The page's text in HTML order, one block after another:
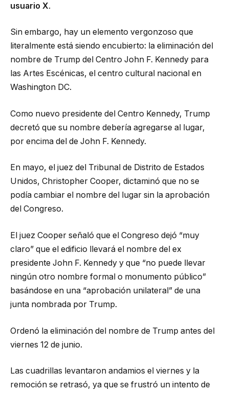
usuario X.
Sin embargo, hay un elemento vergonzoso que
literalmente está siendo encubierto: la eliminación del
nombre de Trump del Centro John F. Kennedy para
las Artes Escénicas, el centro cultural nacional en
Washington DC.
Como nuevo presidente del Centro Kennedy, Trump
decretó que su nombre debería agregarse al lugar,
por encima del de John F. Kennedy.
En mayo, el juez del Tribunal de Distrito de Estados
Unidos, Christopher Cooper, dictaminó que no se
podía cambiar el nombre del lugar sin la aprobación
del Congreso.
El juez Cooper señaló que el Congreso dejó “muy
claro” que el edificio llevará el nombre del ex
presidente John F. Kennedy y que “no puede llevar
ningún otro nombre formal o monumento público”
basándose en una “aprobación unilateral” de una
junta nombrada por Trump.
Ordenó la eliminación del nombre de Trump antes del
viernes 12 de junio.
Las cuadrillas levantaron andamios el viernes y la
remoción se retrasó, ya que se frustró un intento de